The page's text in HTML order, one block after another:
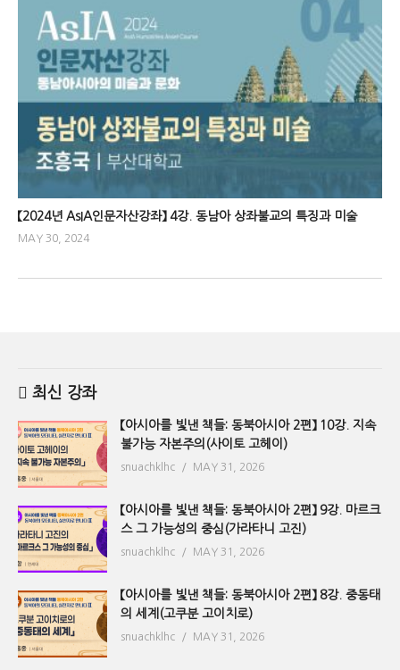
【2024년 AsIA인문자산강좌】 4강. 동남아 상좌불교의 특징과 미술
MAY 30, 2024
최신 강좌
【아시아를 빛낸 책들: 동북아시아 2편】 10강. 지속
불가능 자본주의(사이토 고헤이)
snuachklhc MAY 31, 2026
【아시아를 빛낸 책들: 동북아시아 2편】 9강. 마르크
스 그 가능성의 중심(가라타니 고진)
snuachklhc MAY 31, 2026
【아시아를 빛낸 책들: 동북아시아 2편】 8강. 중동태
의 세계(고쿠분 고이치로)
snuachklhc MAY 31, 2026